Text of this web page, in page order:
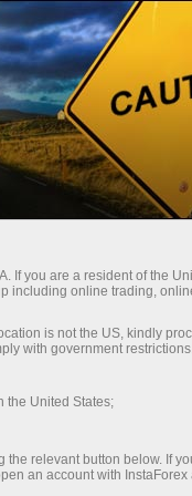
منصة
للمبتدئين
في
If you are a resident of the
including online trading,
is not the US, kindly
with government
the United States;
the relevant button below. If
an account with InstaForex